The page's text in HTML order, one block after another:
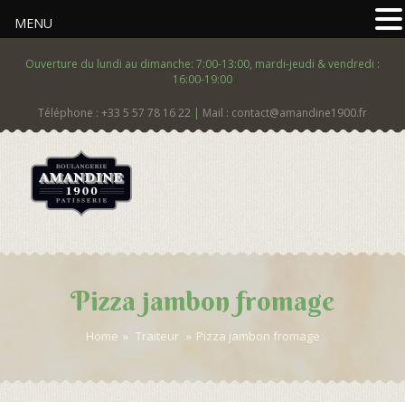
Ouverture du lundi au dimanche: 7:00-13:00, mardi-jeudi & vendredi :
16:00-19:00
Téléphone : +33 5 57 78 16 22 | Mail : contact@amandine1900.fr
Pizza jambon fromage
Home » Traiteur » Pizza jambon fromage
MENU